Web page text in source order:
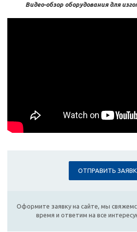
Видео-обзор оборудования для
ОТПРАВИТЬ
Оформите заявку на сайте, мы
время и ответим на все